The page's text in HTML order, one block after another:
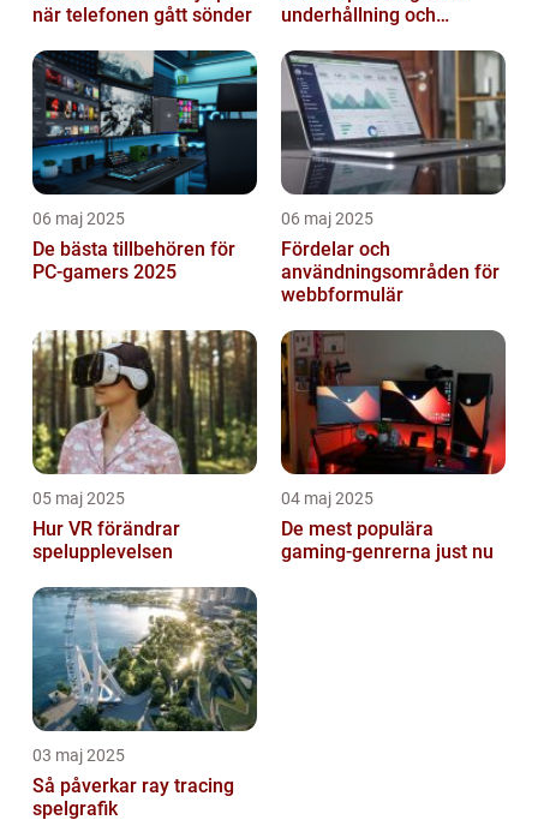
när telefonen gått sönder
underhållning och
06 maj 2025
De bästa tillbehören för
PC-gamers 2025
06 maj 2025
Fördelar och
användningsområden för
webbformulär
05 maj 2025
Hur VR förändrar
spelupplevelsen
04 maj 2025
De mest populära
gaming-genrerna just nu
03 maj 2025
Så påverkar ray tracing
spelgrafik